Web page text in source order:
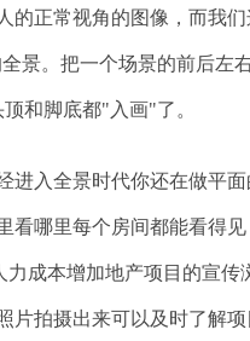
的正常视角的图像，而我
景。把一个场景的前后左
和脚底都"入画"了。
入全景时代你还在做平面
看哪里每个房间都能看得
成本增加地产项目的宣传
片拍摄出来可以及时了解